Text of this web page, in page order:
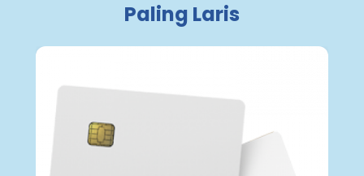
Paling Laris